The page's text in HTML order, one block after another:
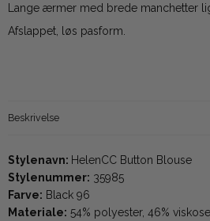
Lange ærmer med brede manchetter
Afslappet, løs pasform.
Beskrivelse
Stylenavn: HelenCC Button Blouse
Stylenummer: 35985
Farve: Black 96
Materiale: 54% polyester, 46% viskose